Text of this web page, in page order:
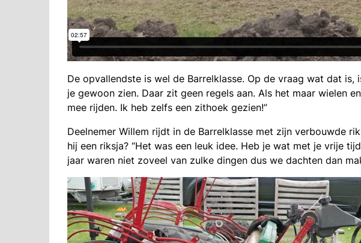
De opvallendste is wel de Barrelklasse. Op de vraag wat dat is,
je gewoon zien. Daar zit geen regels aan. Als het maar wielen
mee rijden. Ik heb zelfs een zithoek gezien!”
Deelnemer Willem rijdt in de Barrelklasse met zijn verbouwde
hij een riksja? “Het was een leuk idee. Heb je wat met je vrije
jaar waren niet zoveel van zulke dingen dus we dachten dan